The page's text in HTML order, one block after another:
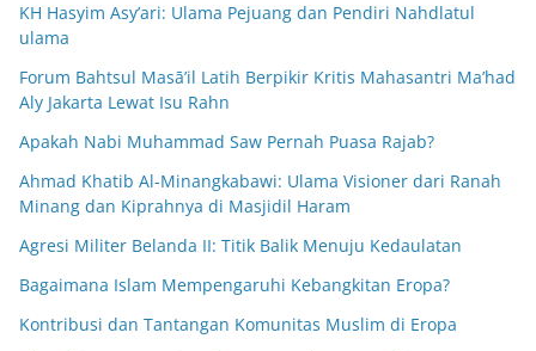
KH Hasyim Asy’ari: Ulama Pejuang dan Pendiri Nahdlatul
ulama
Forum Bahtsul Masā’il Latih Berpikir Kritis Mahasantri Ma’had
Aly Jakarta Lewat Isu Rahn
Apakah Nabi Muhammad Saw Pernah Puasa Rajab?
Ahmad Khatib Al-Minangkabawi: Ulama Visioner dari Ranah
Minang dan Kiprahnya di Masjidil Haram
Agresi Militer Belanda II: Titik Balik Menuju Kedaulatan
Bagaimana Islam Mempengaruhi Kebangkitan Eropa?
Kontribusi dan Tantangan Komunitas Muslim di Eropa